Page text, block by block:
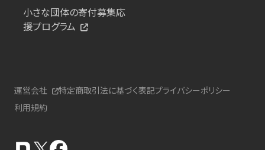
小さな団体の寄付募集応
援プログラム
運営会社 特定商取引法に基づく表記プライバシーポリシー
利用規約